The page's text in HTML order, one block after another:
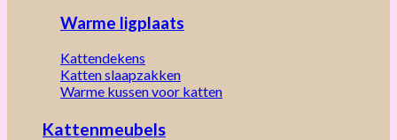
Warme ligplaats
Kattendekens
Katten slaapzakken
Warme kussen voor katten
Kattenmeubels